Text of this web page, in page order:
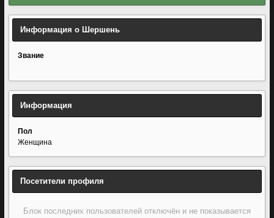
Информация о Шершень
Звание
Информация
Пол
Женщина
Посетители профиля
Блок последних пользователей отключён и не показывается